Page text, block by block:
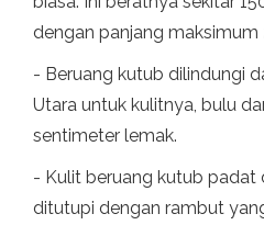
dengan panjang maksimum
- Beruang kutub dilindungi
Utara untuk kulitnya, bulu
sentimeter lemak.
- Kulit beruang kutub padat
ditutupi dengan rambut